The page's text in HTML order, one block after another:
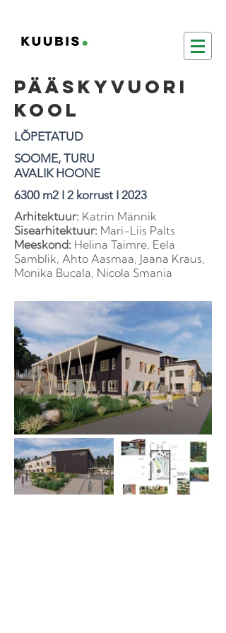
PÄÄSKYVUORI
KOOL
LÕPETATUD
SOOME, TURU
AVALIK HOONE
6300 m2 I 2 korrust I 2023
Arhitektuur: Katrin Männik
Sisearhitektuur: Mari-Liis Palts
Meeskond: Helina Taimre, Eela
Samblik, Ahto Aasmaa, Jaana Kraus,
Monika Bucala, Nicola Smania